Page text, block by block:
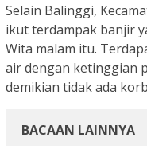
Selain Balinggi,
ikut terdampak banjir
Wita malam itu.
air dengan ketinggian
demikian tidak ada
BACAAN LAINNYA